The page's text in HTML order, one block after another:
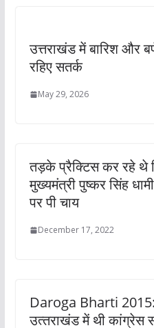
उत्तराखंड में बारिश और
रहिए सतर्क
May 29, 2026
तड़के प्रैक्टिस कर रहे थे
मुख्‍यमंत्री पुष्‍कर सिंह
पर पी चाय
December 17, 2022
Daroga Bharti 2015:
उत्‍तराखंड में थी कांग्रेस